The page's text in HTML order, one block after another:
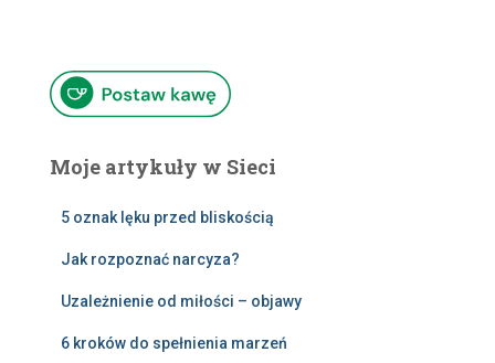
Moje artykuły w Sieci
5 oznak lęku przed bliskością
Jak rozpoznać narcyza?
Uzależnienie od miłości – objawy
6 kroków do spełnienia marzeń